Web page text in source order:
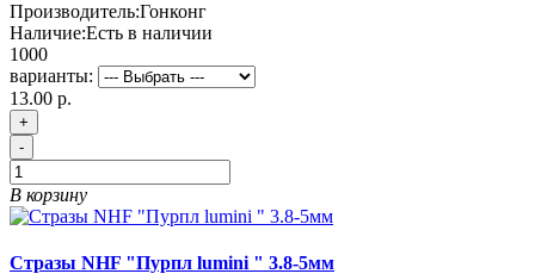
Производитель:Гонконг
Наличие:Есть в наличии
1000
варианты:
13.00 р.
+
-
В корзину
Стразы NHF "Пурпл lumini " 3.8-5мм